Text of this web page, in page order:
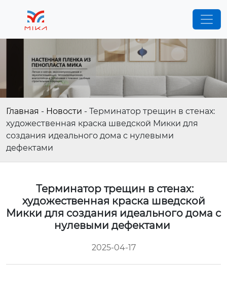
Главная - Новости - Терминатор трещин в стенах:
художественная краска шведской Микки для
создания идеального дома с нулевыми
дефектами
Терминатор трещин в стенах:
художественная краска шведской
Микки для создания идеального дома с
нулевыми дефектами
2025-04-17